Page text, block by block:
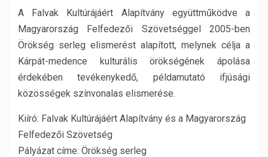
A Falvak Kultúrájáért Alapítvány együttműködve a
Magyarország Felfedezői Szövetséggel 2005-ben
Örökség serleg elismerést alapított, melynek célja a
Kárpát-medence kulturális örökségének ápolása
érdekében tevékenykedő, példamutató ifjúsági
közösségek színvonalas elismerése.
Kiíró: Falvak Kultúrájáért Alapítvány és a Magyarország
Felfedezői Szövetség
Pályázat címe: Örökség serleg